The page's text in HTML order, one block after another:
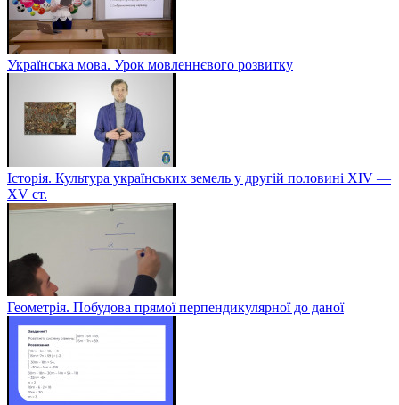
Українська мова. Урок мовленнєвого розвитку
Історія. Культура українських земель у другій половині XIV —
XV ст.
Геометрія. Побудова прямої перпендикулярної до даної